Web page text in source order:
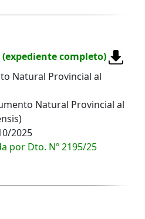
(expediente completo)
Natural Provincial al
Natural Provincial al
2025
por Dto. Nº 2195/25